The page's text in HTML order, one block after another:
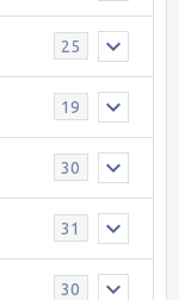
25
19
30
31
30